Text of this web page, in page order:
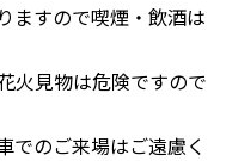
ますので喫煙・飲酒は
火見物は危険ですので
でのご来場はご遠慮く